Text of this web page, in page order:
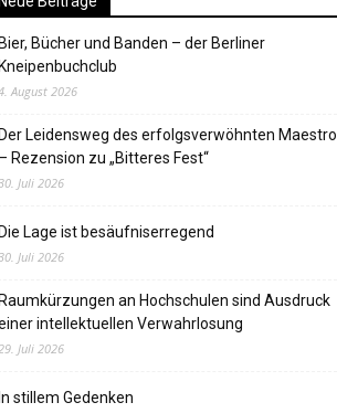
Bier, Bücher und Banden – der Berliner
Kneipenbuchclub
August 2026
Der Leidensweg des erfolgsverwöhnten Maestro
– Rezension zu „Bitteres Fest“
Juli 2026
Die Lage ist besäufniserregend
Juli 2026
Raumkürzungen an Hochschulen sind Ausdruck
intellektuellen Verwahrlosung
Juli 2026
In stillem Gedenken